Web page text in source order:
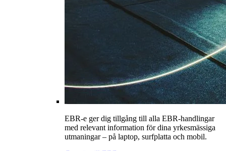
EBR-e ger dig tillgång till alla EBR-handlingar
med relevant information för dina yrkesmässiga
utmaningar – på laptop, surfplatta och mobil.